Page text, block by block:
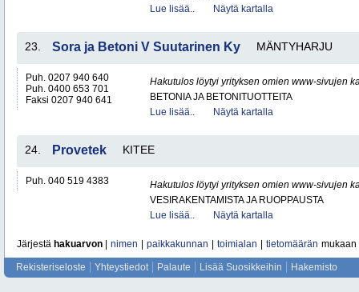
Lue lisää..
Näytä kartalla
23. Sora ja Betoni V Suutarinen Ky MÄNTYHARJU
Puh. 0207 940 640
Puh. 0400 653 701
Faksi 0207 940 641
Hakutulos löytyi yrityksen omien www-sivujen
BETONIA JA BETONITUOTTEITA
Lue lisää..
Näytä kartalla
24. Provetek KITEE
Puh. 040 519 4383
Hakutulos löytyi yrityksen omien www-sivujen
VESIRAKENTAMISTA JA RUOPPAUSTA
Lue lisää..
Näytä kartalla
Järjestä hakuarvon nimen paikkakunnan toimialan tietomäärän mukaan
Rekisteriseloste Yhteystiedot Palaute Lisää Suosikkeihin Hakemisto